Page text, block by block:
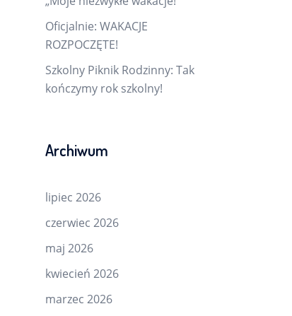
Oficjalnie: WAKACJE
ROZPOCZĘTE!
Szkolny Piknik Rodzinny: Tak
kończymy rok szkolny!
Archiwum
lipiec 2026
czerwiec 2026
maj 2026
kwiecień 2026
marzec 2026